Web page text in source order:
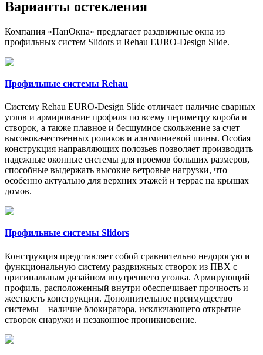
Варианты остекления
Компания «ПанОкна» предлагает раздвижные окна из
профильных систем Slidors и Rehau EURO-Design Slide.
Профильные системы Rehau
Систему Rehau EURO-Design Slide отличает наличие сварных
углов и армирование профиля по всему периметру короба и
створок, а также плавное и бесшумное скольжение за счет
высококачественных роликов и алюминиевой шины. Особая
конструкция направляющих полозьев позволяет производить
надежные оконные системы для проемов больших размеров,
способные выдержать высокие ветровые нагрузки, что
особенно актуально для верхних этажей и террас на крышах
домов.
Профильные системы Slidors
Конструкция представляет собой сравнительно недорогую и
функциональную систему раздвижных створок из ПВХ с
оригинальным дизайном внутреннего уголка. Армирующий
профиль, расположенный внутри обеспечивает прочность и
жесткость конструкции. Дополнительное преимущество
системы – наличие блокиратора, исключающего открытие
створок снаружи и незаконное проникновение.